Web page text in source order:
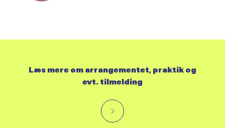
Læs mere om arrangementet, praktik og
evt. tilmelding